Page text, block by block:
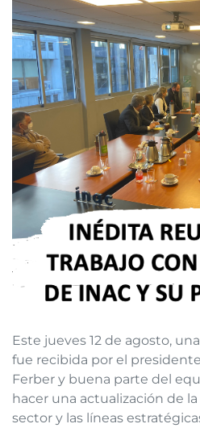
Este jueves 12 de agosto,
fue recibida por el
Ferber y buena parte del
hacer una actualización de
sector y las líneas